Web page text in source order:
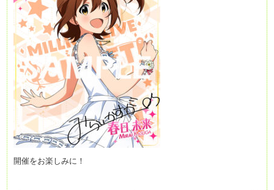
開催をお楽しみに！